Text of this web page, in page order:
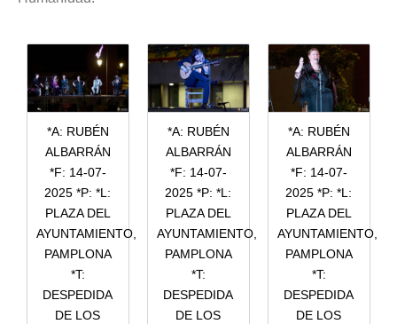
*A: RUBÉN
ALBARRÁN
*F: 14-07-
2025 *P: *L:
PLAZA DEL
AYUNTAMIENTO,
PAMPLONA
*T:
DESPEDIDA
DE LOS
*A: RUBÉN
ALBARRÁN
*F: 14-07-
2025 *P: *L:
PLAZA DEL
AYUNTAMIENTO,
PAMPLONA
*T:
DESPEDIDA
DE LOS
*A: RUBÉN
ALBARRÁN
*F: 14-07-
2025 *P: *L:
PLAZA DEL
AYUNTAMIENTO,
PAMPLONA
*T:
DESPEDIDA
DE LOS